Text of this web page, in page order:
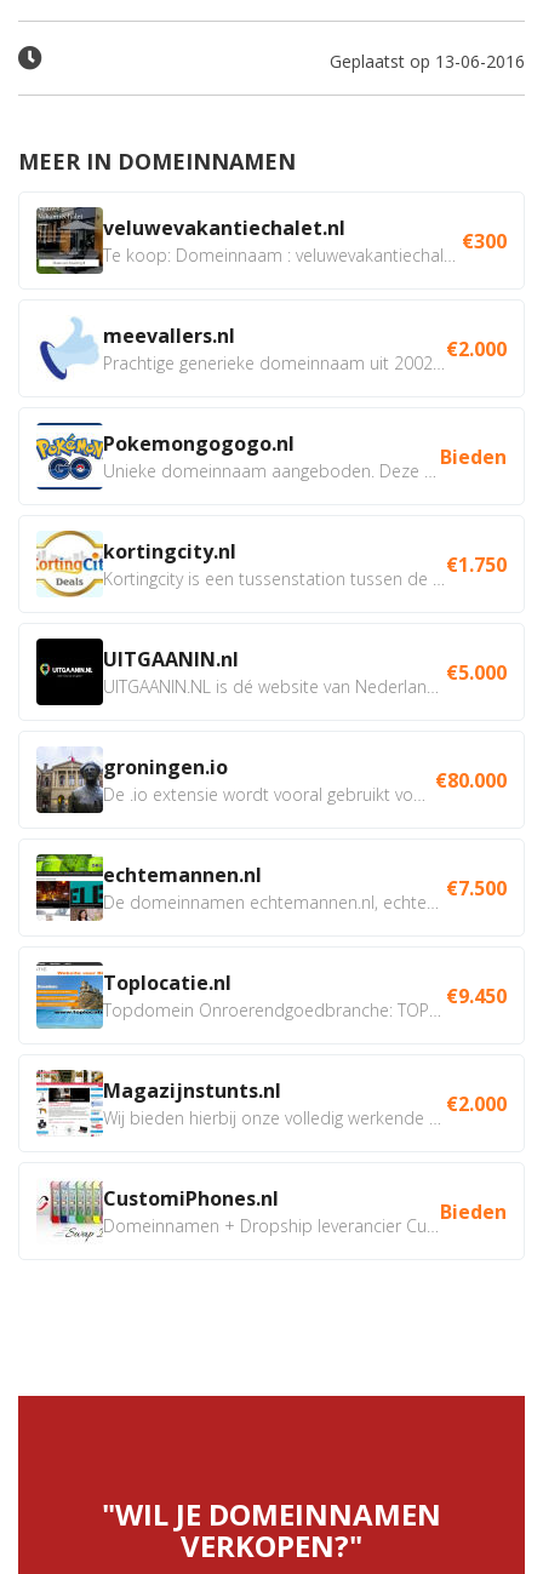
Geplaatst op 13-06-2016
MEER IN DOMEINNAMEN
veluwevakantiechalet.nl €300
meevallers.nl €2.000
Pokemongogogo.nl Bieden
kortingcity.nl €1.750
UITGAANIN.nl €5.000
groningen.io €80.000
echtemannen.nl €7.500
Toplocatie.nl €9.450
Magazijnstunts.nl €2.000
CustomiPhones.nl Bieden
"WIL JE DOMEINNAMEN
VERKOPEN?"